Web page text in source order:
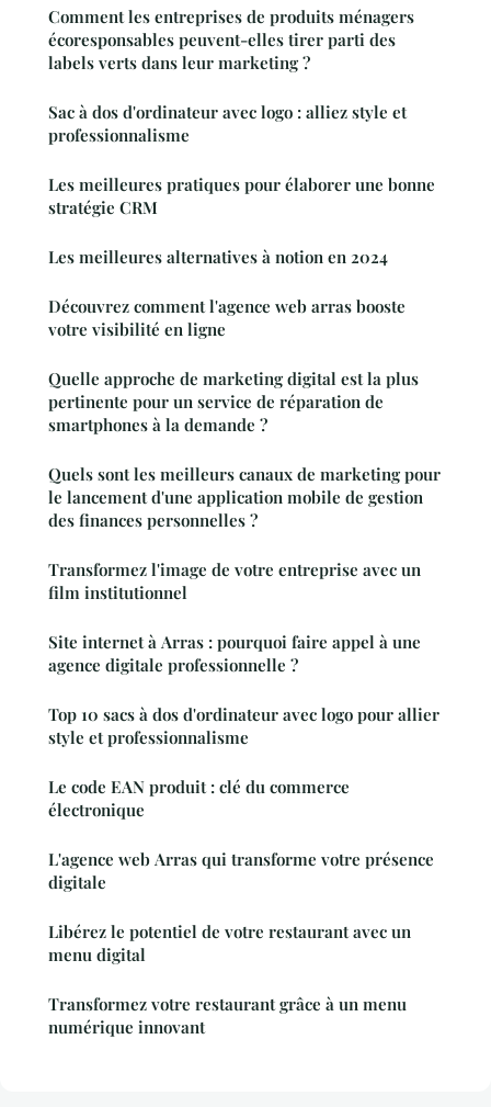
Comment les entreprises de produits ménagers
écoresponsables peuvent-elles tirer parti des
labels verts dans leur marketing ?
Sac à dos d'ordinateur avec logo : alliez style et
professionnalisme
Les meilleures pratiques pour élaborer une bonne
stratégie CRM
Les meilleures alternatives à notion en 2024
Découvrez comment l'agence web arras booste
votre visibilité en ligne
Quelle approche de marketing digital est la plus
pertinente pour un service de réparation de
smartphones à la demande ?
Quels sont les meilleurs canaux de marketing pour
le lancement d'une application mobile de gestion
des finances personnelles ?
Transformez l'image de votre entreprise avec un
film institutionnel
Site internet à Arras : pourquoi faire appel à une
agence digitale professionnelle ?
Top 10 sacs à dos d'ordinateur avec logo pour allier
style et professionnalisme
Le code EAN produit : clé du commerce
électronique
L'agence web Arras qui transforme votre présence
digitale
Libérez le potentiel de votre restaurant avec un
menu digital
Transformez votre restaurant grâce à un menu
numérique innovant